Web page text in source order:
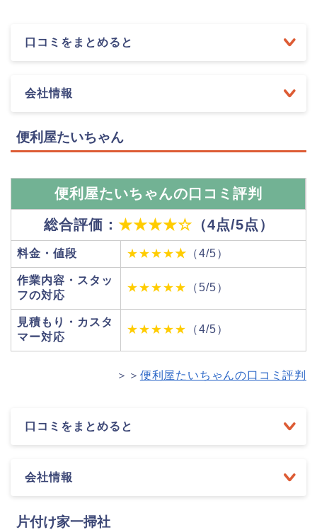
口コミをまとめると
会社情報
便利屋たいちゃん
便利屋たいちゃんの口コミ評判
総合評価： ★★★★☆ （4点/5点）
料金・値段 ★★★★★ （4/5）
作業内容・スタッ
フの対応
★★★★★ （5/5）
見積もり・カスタ
マー対応
★★★★★ （4/5）
＞＞ 便利屋たいちゃんの口コミ評判
口コミをまとめると
会社情報
片付け家一掃社